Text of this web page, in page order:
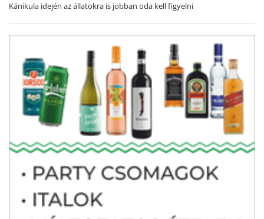
Kánikula idején az állatokra is jobban oda kell figyelni